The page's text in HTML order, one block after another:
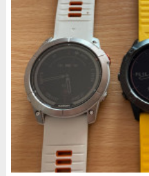
Věčná bolest: Proč se
lesknou? Které více,